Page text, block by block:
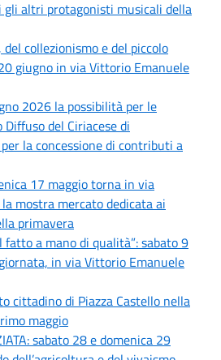
altri protagonisti musicali della
collezionismo e del piccolo
giugno in via Vittorio Emanuele
2026 la possibilità per le
del Ciriacese di
la concessione di contributi a
17 maggio torna in via
mostra mercato dedicata ai
primavera
fatto a mano di qualità”: sabato 9
in via Vittorio Emanuele
cittadino di Piazza Castello nella
maggio
sabato 28 e domenica 29